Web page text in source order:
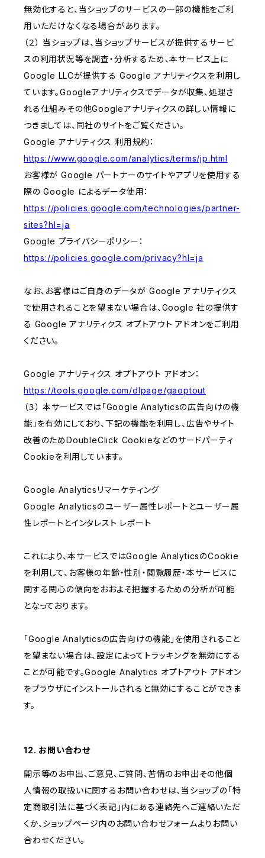
無効化すると、当ショップのサービスの一部の機能をご利
用いただけなくなる場合があります。
（２） 当ショップは、当ショップサービスが提供するサービ
スの利用状況等を調査・分析するため、本サービス上に
Google LLCが提供する Google アナリティクスを利用し
ています。Googleアナリティクスでデータが収集、処理さ
れる仕組みその他Googleアナリティクスの詳しい情報に
つきましては、同社のサイトをご覧ください。
Google アナリティクス 利用規約：
https://www.google.com/analytics/terms/jp.html
お客様が Google パートナーのサイトやアプリを使用する
際の Google によるデータ使用：
https://policies.google.com/technologies/partner-
sites?hl=ja
Google プライバシーポリシー：
https://policies.google.com/privacy?hl=ja
なお、お客様はご自身のデータが Google アナリティクス
で使用されることを望まない場合は、Google 社の提供す
る Google アナリティクス オプトアウト アドオンをご利用
ください。
Google アナリティクス オプトアウト アドオン：
https://tools.google.com/dlpage/gaoptout
（３） 本サービスでは「Google Analyticsの広告向けの機
能」を有効にしており、下記の機能を利用し、広告やサイト
改善のためDoubleClick Cookieなどのサードパーティ
Cookieを利用しています。
Google Analyticsリマーケティング
Google Analyticsのユーザー属性レポートとユーザー属
性レポートとインタレスト レポート
これにより、本サービスではGoogle AnalyticsのCookie
を利用して、お客様の年齢・性別・閲覧履歴・本サービスに
関する関心の傾向をおおよそ把握するための分析が可能
となっております。
「Google Analyticsの広告向けの機能」を使用されること
を望まない場合は、設定によってトラッキングを無効にする
ことが可能です。Google Analytics オプトアウト アドオン
をブラウザにインストールされると無効にすることができま
す。
12. お問い合わせ
開示等のお申出、ご意見、ご質問、苦情のお申出その他個
人情報の取扱いに関するお問い合わせは、当ショップの「特
定商取引法に基づく表記」内にある連絡先へご連絡いただ
くか、ショップページ内のお問い合わせフォームよりお問い
合わせください。